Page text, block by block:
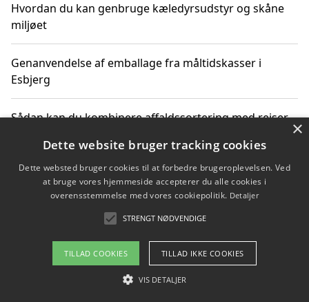
Hvordan du kan genbruge kæledyrsudstyr og skåne
miljøet
Genanvendelse af emballage fra måltidskasser i
Esbjerg
Sådan kan du kombinere affaldssortering med rejser
Hvordan affaldssortering kan bidrage til co2 reduktion
Om / kontakt
Blog Betingelser
×
Dette website bruger tracking cookies
Dette websted bruger cookies til at forbedre brugeroplevelsen. Ved
at bruge vores hjemmeside accepterer du alle cookies i
overensstemmelse med vores cookiepolitik. Detaljer
STRENGT NØDVENDIGE
TILLAD COOKIES TILLAD IKKE COOKIES
VIS DETALJER